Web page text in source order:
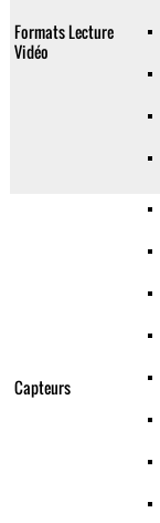
Formats Lecture
Vidéo
Capteurs